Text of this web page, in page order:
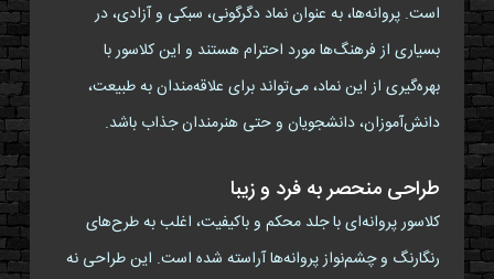
است. پروانه‌ها، به عنوان نماد دگرگونی، سبکی و آزادی، در
بسیاری از فرهنگ‌ها مورد احترام هستند و این کلاسور با
بهره‌گیری از این نماد، می‌تواند برای علاقه‌مندان به طبیعت،
دانش‌آموزان، دانشجویان و حتی هنرمندان جذاب باشد.
طراحی منحصر به فرد و زیبا
کلاسور پروانه‌ای با جلد محکم و باکیفیت، اغلب به طرح‌های
رنگارنگ و چشم‌نواز پروانه‌ها آراسته شده است. این طراحی نه